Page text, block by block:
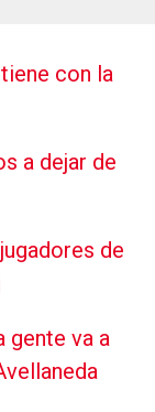
con la
a dejar de
de
gente va a